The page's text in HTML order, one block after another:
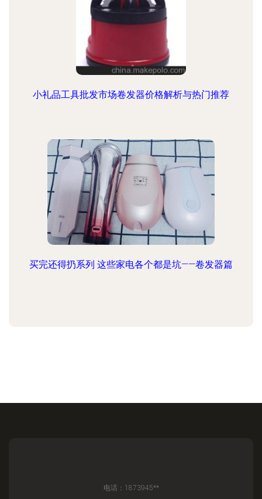
小礼品工具批发市场卷发器价格解析与热门推荐
买完还得扔系列 这些家电各个都是坑——卷发器篇
电话：1873945**